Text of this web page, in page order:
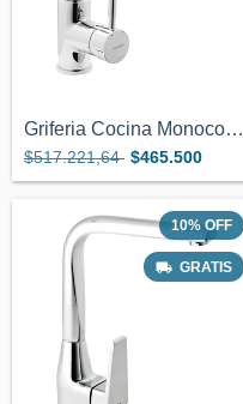
Griferia Cocina Monocomando Con Extensib...
$517.221,64 $465.500
10% OFF
GRATIS